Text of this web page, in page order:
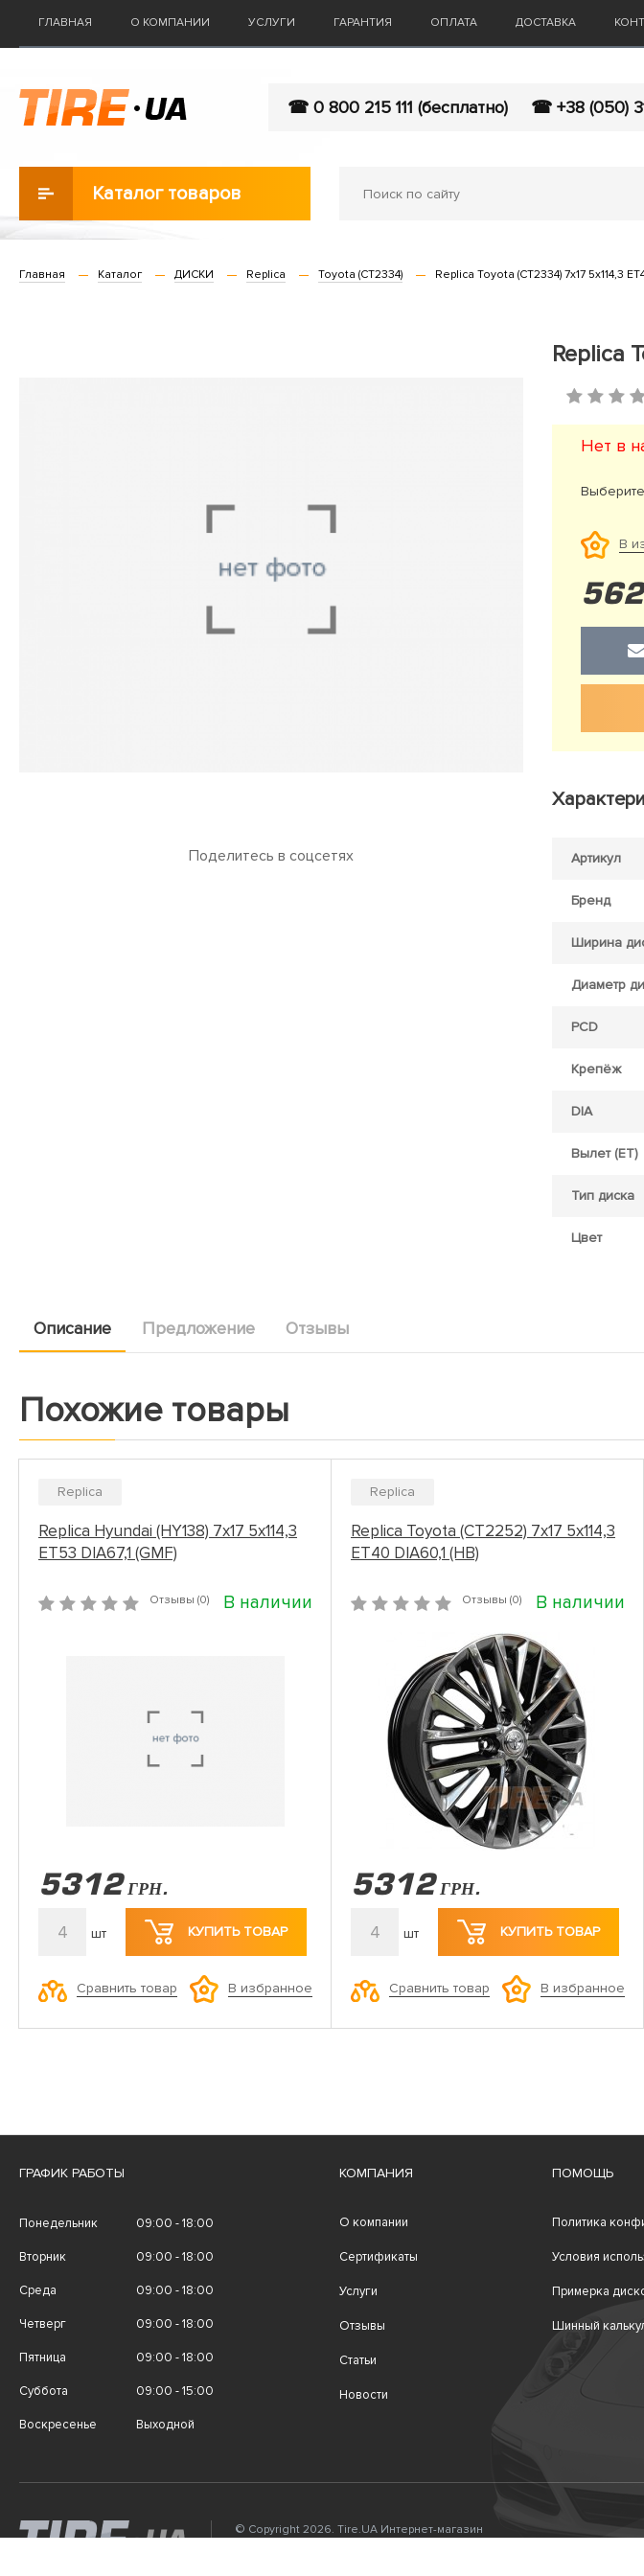
ГЛАВНАЯ О КОМПАНИИ УСЛУГИ ГАРАНТИЯ ОПЛАТА ДОСТАВКА
☎ 0 800 215 111 (бесплатно) ☎ +38 (050)
Каталог товаров
Главная Каталог ДИСКИ Replica Toyota (CT2334) Replica Toyota (CT2334) 7x17 5x114,3
Поделитесь в соцсетях
Replica
Нет в
В
Артикул
Бренд
Ширина
Диаметр
PCD
Крепёж
DIA
Вылет (ET)
Тип диска
Цвет
Описание Предложение Отзывы
Похожие товары
Replica
Replica Hyundai (HY138) 7x17 5x114,3
ET53 DIA67,1 (GMF)
Отзывы (0) В наличии
5312 ГРН.
4 шт КУПИТЬ ТОВАР
Сравнить товар В избранное
Replica
Replica Toyota (CT2252) 7x17 5x114,3
ET40 DIA60,1 (HB)
Отзывы (0) В наличии
5312 ГРН.
4 шт КУПИТЬ ТОВАР
Сравнить товар В избранное
ГРАФИК РАБОТЫ
Понедельник 09:00 - 18:00
Вторник 09:00 - 18:00
Среда 09:00 - 18:00
Четверг 09:00 - 18:00
Пятница 09:00 - 18:00
Суббота 09:00 - 15:00
Воскресенье Выходной
КОМПАНИЯ
О компании
Сертификаты
Услуги
Отзывы
Статьи
Новости
ПОМОЩЬ
Политика
Условия
Примерка
Шинный
© Copyright 2026. Tire.UA Интернет-магазин